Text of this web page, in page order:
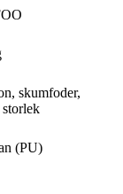
skumfoder,
storlek
(PU)